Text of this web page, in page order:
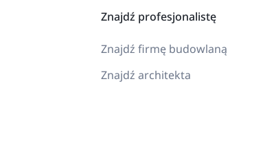
Znajdź profesjonalistę
Znajdź firmę budowlaną
Znajdź architekta